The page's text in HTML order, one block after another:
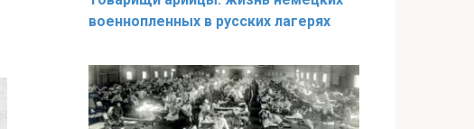
военнопленных в русских лагерях